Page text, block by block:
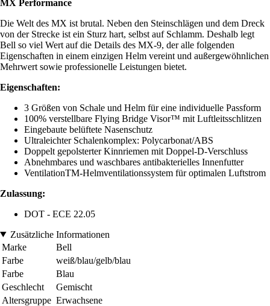
MX Performance
Die Welt des MX ist brutal. Neben den Steinschlägen und dem Dreck
von der Strecke ist ein Sturz hart, selbst auf Schlamm. Deshalb legt
Bell so viel Wert auf die Details des MX-9, der alle folgenden
Eigenschaften in einem einzigen Helm vereint und außergewöhnlichen
Mehrwert sowie professionelle Leistungen bietet.
Eigenschaften:
3 Größen von Schale und Helm für eine individuelle Passform
100% verstellbare Flying Bridge Visor™ mit Luftleitsschlitzen
Eingebaute belüftete Nasenschutz
Ultraleichter Schalenkomplex: Polycarbonat/ABS
Doppelt gepolsterter Kinnriemen mit Doppel-D-Verschluss
Abnehmbares und waschbares antibakterielles Innenfutter
VentilationTM-Helmventilationssystem für optimalen Luftstrom
Zulassung:
DOT - ECE 22.05
Zusätzliche Informationen
Marke
Bell
Farbe
weiß/blau/gelb/blau
Farbe
Blau
Geschlecht
Gemischt
Altersgruppe Erwachsene